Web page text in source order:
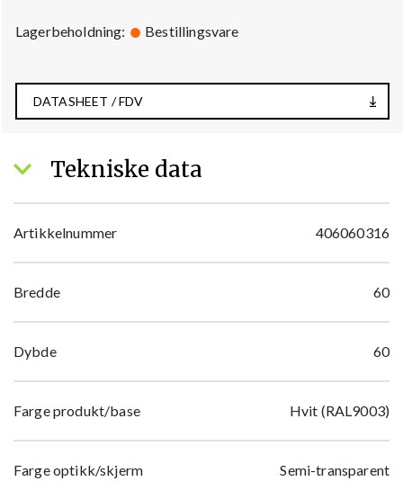
Lagerbeholdning: Bestillingsvare
DATASHEET / FDV
Tekniske data
Artikkelnummer 406060316
Bredde 60
Dybde 60
Farge produkt/base Hvit (RAL9003)
Farge optikk/skjerm Semi-transparent